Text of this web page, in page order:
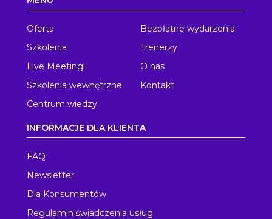
Oferta
Szkolenia
Live Meetingi
Szkolenia wewnętrzne
Centrum wiedzy
Bezpłatne wydarzenia
Trenerzy
O nas
Kontakt
INFORMACJE DLA KLIENTA
FAQ
Newsletter
Dla Konsumentów
Regulamin świadczenia usług